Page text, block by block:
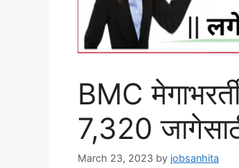
BMC
7,320
March 23, 2023 by jobsanhita